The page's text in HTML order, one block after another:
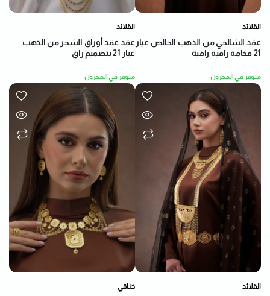
القلائد
عقد عقد أوراق الشجر من الذهب
عيار 21 بتصميم راقٍ
متوفر في المخزون
القلائد
عقد الشالجي من الذهب الخالص عيار
21 فخامة راقية راقية
متوفر في المخزون
خناقي القلائد